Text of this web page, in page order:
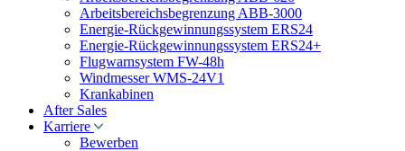
Arbeitsbereichsbegrenzung ABB-3000
Energie-Rückgewinnungssystem ERS24
Energie-Rückgewinnungssystem ERS24+
Flugwarnsystem FW-48h
Windmesser WMS-24V1
Krankabinen
After Sales
Karriere
Bewerben